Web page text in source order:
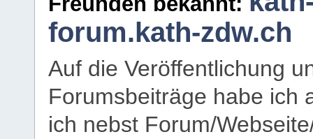
forum.kath-zdw.ch
Auf die Veröffentlichung
Forumsbeiträge habe ich
ich nebst Forum/